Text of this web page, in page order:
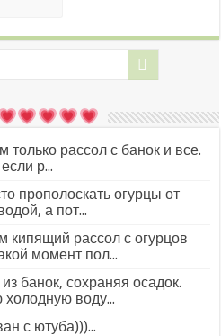
только рассол с банок и все.
р...
прополоскать огурцы от
а пот...
кипящий рассол с огурцов
момент пол...
банок, сохраняя осадок.
воду...
с ютуба)))...